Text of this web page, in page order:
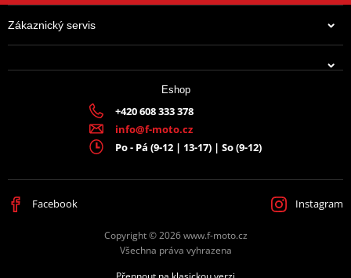
Zákaznický servis
Eshop
+420 608 333 378
info@f-moto.cz
Po - Pá (9-12 | 13-17) | So (9-12)
Facebook Instagram
Copyright © 2026 www.f-moto.cz
Všechna práva vyhrazena